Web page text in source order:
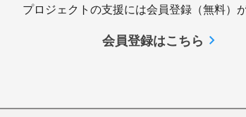
プロジェクトの支援には会員登録（無料）
会員登録はこちら